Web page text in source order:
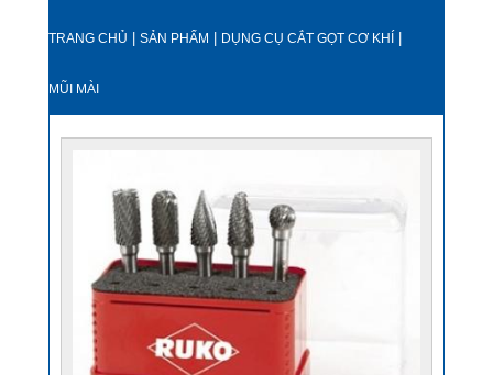
TRANG CHỦ SẢN PHẨM DỤNG CỤ CẮT GỌT CƠ KHÍ
MŨI MÀI